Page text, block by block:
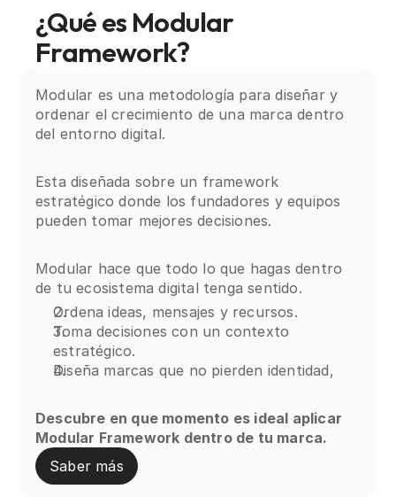
¿Qué es Modular
Framework?
Modular es una metodología para diseñar y
ordenar el crecimiento de una marca dentro
del entorno digital.
Esta diseñada sobre un framework
estratégico donde los fundadores y equipos
pueden tomar mejores decisiones.
Modular hace que todo lo que hagas dentro
de tu ecosistema digital tenga sentido.
Ordena ideas, mensajes y recursos.
Toma decisiones con un contexto
estratégico.
Diseña marcas que no pierden identidad,
Descubre en que momento es ideal aplicar
Modular Framework dentro de tu marca.
Saber más